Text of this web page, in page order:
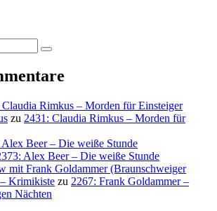
Suchen
Claudia Rimkus – Morden für Einsteiger
zu 2431: Claudia Rimkus – Morden für
Alex Beer – Die weiße Stunde
Alex Beer – Die weiße Stunde
mit Frank Goldammer (Braunschweiger
Krimikiste zu 2267: Frank Goldammer –
Nächten